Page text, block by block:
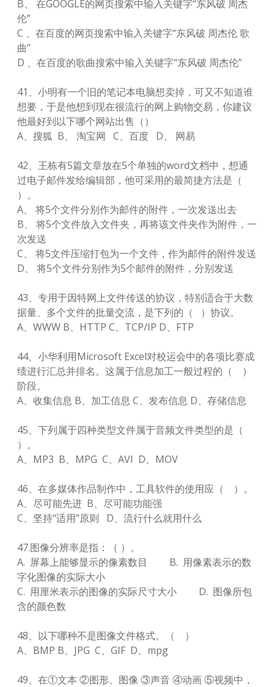
B、 在GOOGLE的网页搜索中输入关键字“东风破 周杰
伦”
C 、在百度的网页搜索中输入关键字“东风破 周杰伦 歌
曲”
D 、在百度的歌曲搜索中输入关键字“东风破 周杰伦”
41、小明有一个旧的笔记本电脑想卖掉，可又不知道谁
想要，于是他想到现在很流行的网上购物交易，你建议
他最好到以下哪个网站出售（）
A、搜狐 B、 淘宝网 C、百度 D、 网易
42、王栋有5篇文章放在5个单独的word文档中，想通
过电子邮件发给编辑部，他可采用的最简捷方法是（
）。
A、 将5个文件分别作为邮件的附件，一次发送出去
B、 将5个文件放入文件夹，再将该文件夹作为附件，一
次发送
C、 将5文件压缩打包为一个文件，作为邮件的附件发送
D、 将5个文件分别作为5个邮件的附件，分别发送
43、专用于因特网上文件传送的协议，特别适合于大数
据量、多个文件的批量交流，是下列的（ ）协议。
A、WWW B、HTTP C、TCP/IP D、FTP
44、小华利用Microsoft Excel对校运会中的各项比赛成
绩进行汇总并排名。这属于信息加工一般过程的（ ）
阶段。
A、收集信息 B、加工信息 C、发布信息 D、存储信息
45、下列属于四种类型文件属于音频文件类型的是（
）。
A、MP3 B、MPG C、AVI D、MOV
46、在多媒体作品制作中，工具软件的使用应（ ）。
A、尽可能先进 B、尽可能功能强
C、坚持“适用”原则 D、流行什么就用什么
47.图像分辨率是指：（ ）。
A. 屏幕上能够显示的像素数目 B. 用像素表示的数
字化图像的实际大小
C. 用厘米表示的图像的实际尺寸大小 D. 图像所包
含的颜色数
48、以下哪种不是图像文件格式。（ ）
A、BMP B、JPG C、GIF D、mpg
49、在①文本 ②图形、图像 ③声音 ④动画 ⑤视频中，